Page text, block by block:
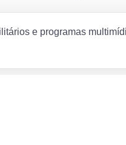
e programas